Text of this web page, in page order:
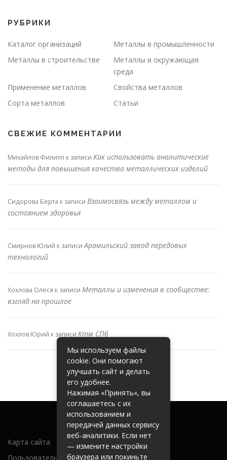
РУБРИКИ
Каталог организаций
Металлы в промышленности
Металлы в строительстве
Металлы и окружающая
среда
Применение металлов
Свойства металлов
Сорта металлов
Статьи
СВЕЖИЕ КОММЕНТАРИИ
Михайлов Филипп к записи Как использовать аналитические
методы для повышения качества металлических изделий
Сидорова Берта к записи Взаимосвязь между металлом и
состоянием здоровья
Смирнов Юлий к записиАрамильский завод передовых
технологий
Хохлова Олеся к записи Металлы и изменения в сообществе:
взгляд на прошлое
Хохлов Юрий к записи Ктм СПб
Карта сайта
Пользовательское соглашение
Мы используем файлы
cookie. Они помогают
улучшать сайт и делать
его удобнее.
Нажимая «Принять», вы
соглашаетесь с их
использованием и
передачей данных сервису
веб-аналитики. Если нет
— измените настройки
браузера или покиньте